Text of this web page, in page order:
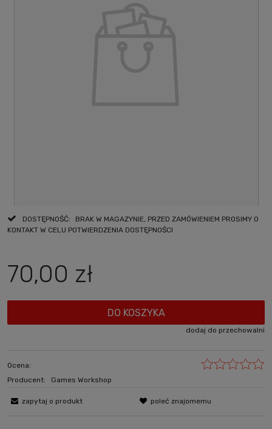
DOSTĘPNOŚĆ:
BRAK W MAGAZYNIE, PRZED ZAMÓWIENIEM PROSIMY O
KONTAKT W CELU POTWIERDZENIA DOSTĘPNOŚCI
70,00 zł
DO KOSZYKA
dodaj do przechowalni
Ocena:
Producent:
Games Workshop
zapytaj o produkt poleć znajomemu